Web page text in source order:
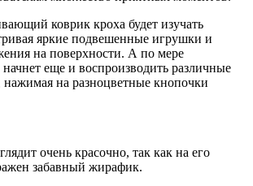
коврик кроха будет изучать
яркие подвешенные игрушки и
на поверхности. А по мере
еще и воспроизводить различные
нажимая на разноцветные кнопочки
очень красочно, так как на его
забавный жирафик.